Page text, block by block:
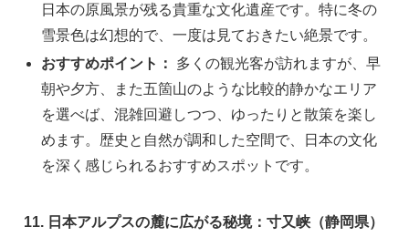
日本の原風景が残る貴重な文化遺産です。特に冬の
雪景色は幻想的で、一度は見ておきたい絶景です。
おすすめポイント：
多くの観光客が訪れますが、早
朝や夕方、また五箇山のような比較的静かなエリア
を選べば、混雑回避しつつ、ゆったりと散策を楽し
めます。歴史と自然が調和した空間で、日本の文化
を深く感じられるおすすめスポットです。
11. 日本アルプスの麓に広がる秘境：寸又峡（静岡県）